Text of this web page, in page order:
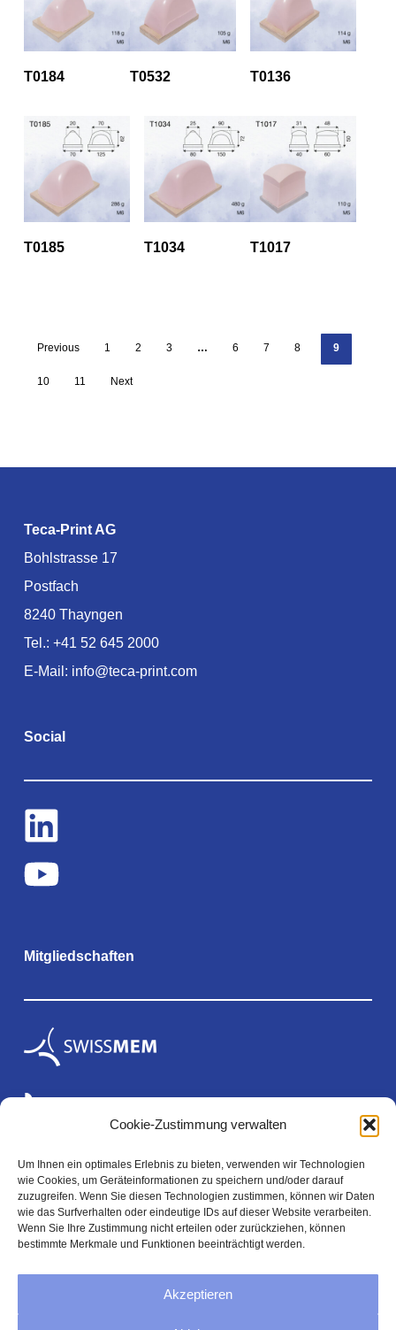
Cookie-Zustimmung verwalten
Um Ihnen ein optimales Erlebnis zu bieten, verwenden wir Technologien
wie Cookies, um Geräteinformationen zu speichern und/oder darauf
zuzugreifen. Wenn Sie diesen Technologien zustimmen, können wir Daten
wie das Surfverhalten oder eindeutige IDs auf dieser Website verarbeiten.
Wenn Sie Ihre Zustimmung nicht erteilen oder zurückziehen, können
bestimmte Merkmale und Funktionen beeinträchtigt werden.
Akzeptieren
T0184 T0532 T0136
T0185 T1034 T1017
Previous 1 2 3 … 6 7 8 9
10 11 Next
Teca-Print AG
Bohlstrasse 17
Postfach
8240 Thayngen
Tel.: +41 52 645 2000
E-Mail: info@teca-print.com
Social
Mitgliedschaften
Rechtliches
Impressum